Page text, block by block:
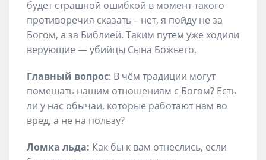
будет страшной ошибкой в момент такого
противоречия сказать – нет, я пойду не за
Богом, а за Библией. Таким путем уже ходили
верующие — убийцы Сына Божьего.
Главный вопрос: В чём традиции могут
помешать нашим отношениям с Богом? Есть
ли у нас обычаи, которые работают нам во
вред, а не на пользу?
Ломка льда: Как бы к вам отнеслись, если